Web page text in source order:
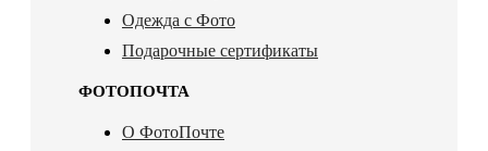
Одежда с Фото
Подарочные сертификаты
ФОТОПОЧТА
О ФотоПочте